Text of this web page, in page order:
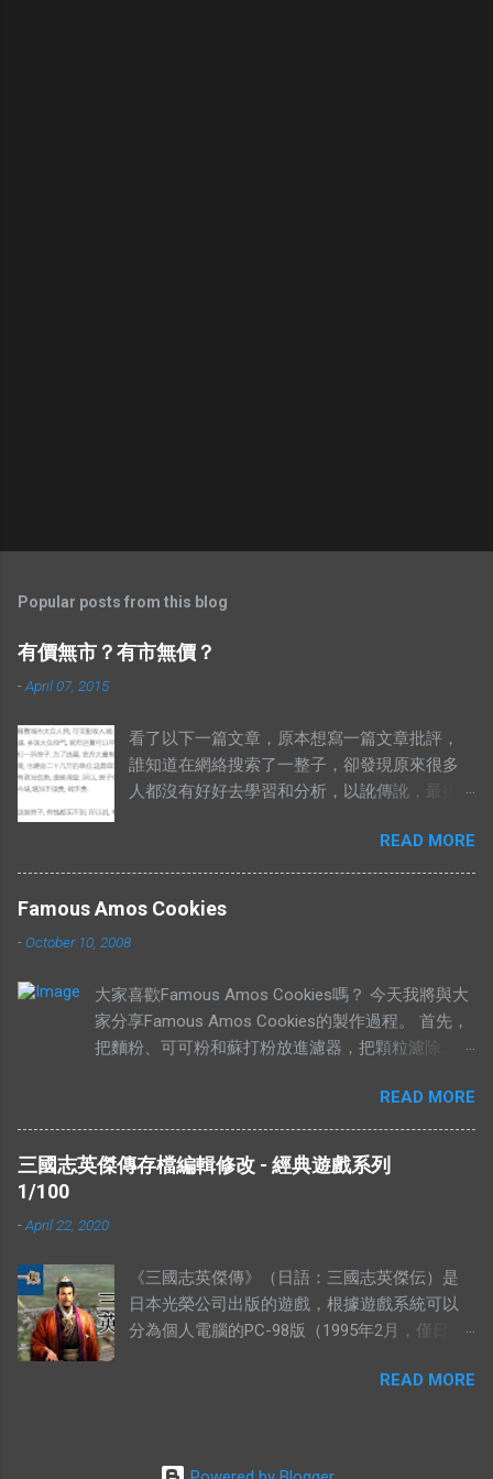
Popular posts from this blog
有價無市？有市無價？
-April 07, 2015
看了以下一篇文章，原本想寫一篇文章批評，
誰知道在網絡搜索了一整子，卻發現原來很多
人都沒有好好去學習和分析，以訛傳訛，最後
不到就是有市無價？ 至於其他人怎樣詮釋這兩
句成語，你們自己Google以下就知道了，我在
這只說重點。 網絡流行的解釋不符合邏輯。 在
西。可是有些解釋把“有價無市”的“價”，解釋為
價無市就是說有人願意出高價，卻沒有供
應。”如果按照這個邏輯，“有市無價”就等於有
供應，卻無高價。如果是這樣解釋的話，就不
需求高過供應，或者供應低過需求。從經濟學
的角度去看，貨物在供應充足的情況下，價格
是不應該上揚的。（獨特的馬來西亞經常會有
例子是：一個地方的二手屋很好大家都想買，
可是住在那的人都不想賣。你有見過搶手的貨
物，沒有供應的嗎？ 2012年9月，侯志強（上水
鄉委會主席，北區區議員）曾說過一句話：“你
畀夠錢我，祠堂都可以畀咗你。”身為華人，我
READ MORE
Famous Amos Cookies
-October 10, 2008
大家喜歡Famous Amos Cookies嗎？ 今天我將與大
家分享Famous Amos Cookies的製作過程。 首先，
把麵粉、可可粉和蘇打粉放進濾器，把顆粒濾除。
（Walnut），攪拌均勻，放在一旁待用。 在另外一
個盤裡，放入菜油、白糖、黃糖和鹽。 用攪拌器把
材料攪拌均勻。攪拌的時候要注意，攪拌器一定要順
時鐘旋轉。 加入香精，繼續攪拌。 加入雞蛋，繼續
前的面紛混合物。 攪拌五分鐘，或者直到麵糰有一
烤箱裡烤。時間的長短，需要視餅乾的大小的定。像
一下的大小，時間需要比較長。 像下面這個形狀，
需要的時間比較短。 這個就是完成品，希望妳們會
喜歡。 由於這個曲奇的食譜是商業機密（我母親每
年都有做來賣），所以我不方便在這裡公開。有興趣
上這些我親手製作的禮物給妳。唯有送上我最真誠的
READ MORE
三國志英傑傳存檔編輯修改 - 經典遊戲系列
1/100
-April 22, 2020
《三國志英傑傳》（日語：三國志英傑伝）是
日本光榮公司出版的遊戲，根據遊戲系統可以
分為個人電腦的PC-98版（1995年2月，僅日
SFC版、PS版、SS版、及隨後的GBA版兩類。
MSAVE4.R3S。 存檔可以用Hex Editor編輯。
READ MORE